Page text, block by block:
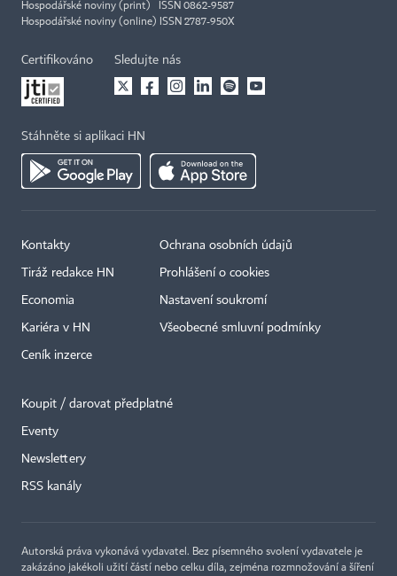
Hospodářské noviny (print) ISSN 0862-9587
Hospodářské noviny (online) ISSN 2787-950X
Certifikováno Sledujte nás
Stáhněte si aplikaci HN
Kontakty
Tiráž redakce HN
Economia
Kariéra v HN
Ceník inzerce
Ochrana osobních údajů
Prohlášení o cookies
Nastavení soukromí
Všeobecné smluvní podmínky
Koupit / darovat předplatné
Eventy
Newslettery
RSS kanály
Autorská práva vykonává vydavatel. Bez písemného svolení vydavatele je
zakázáno jakékoli užití částí nebo celku díla, zejména rozmnožování a šíření